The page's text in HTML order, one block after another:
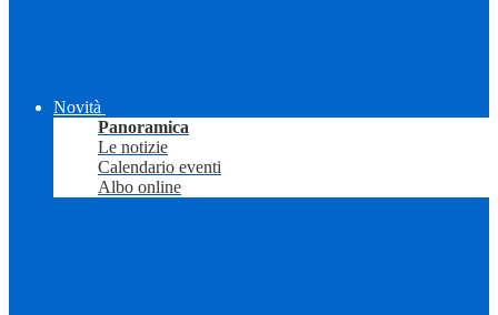
Novità
Panoramica
Le notizie
Calendario eventi
Albo online